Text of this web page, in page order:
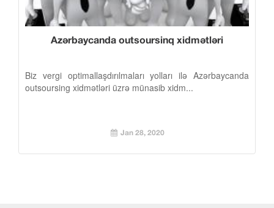
Azərbaycanda outsoursinq xidmətləri
Biz vergi optimallaşdırılmaları yolları ilə Azərbaycanda
outsoursing xidmətləri üzrə münasib xidm...
Jan 28, 2020